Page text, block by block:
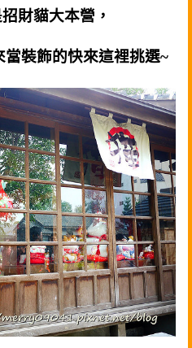
財貓大本營，
裝飾的快來這裡挑選~